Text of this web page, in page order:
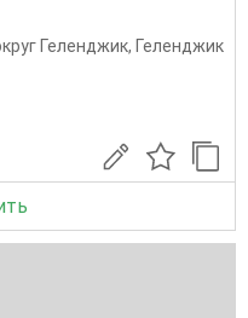
Геленджик, Геленджик